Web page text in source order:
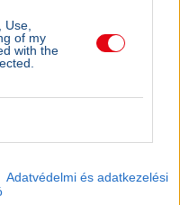
of my
with the
Adatvédelmi és adatkezelési
közel 900 egykori
a teljes bértáblát pedig